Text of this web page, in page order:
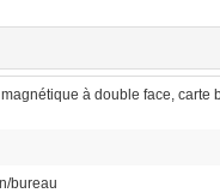
à double face, carte
bureau